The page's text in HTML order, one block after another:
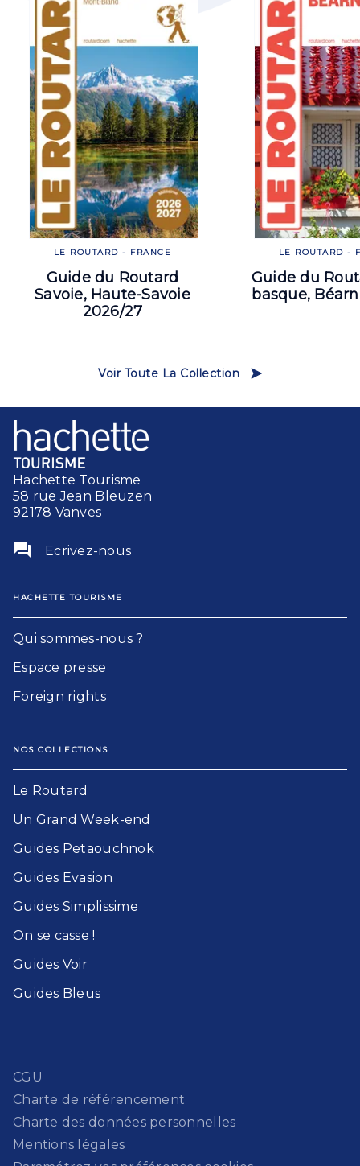
LE ROUTARD - FRANCE
Guide du Routard
Savoie, Haute-Savoie
2026/27
LE ROUTARD -
Guide du
basque,
Voir Toute La Collection
Hachette Tourisme
58 rue Jean Bleuzen
92178 Vanves
question_answer Ecrivez-nous
HACHETTE TOURISME
Qui sommes-nous ?
Espace presse
Foreign rights
NOS COLLECTIONS
Le Routard​
Un Grand Week-end​
Guides Petaouchnok​
Guides Evasion​
Guides Simplissime​
On se casse !​
Guides Voir​
Guides Bleu​s
CGU
Charte de référencement
Charte des données personnelles
Mentions légales